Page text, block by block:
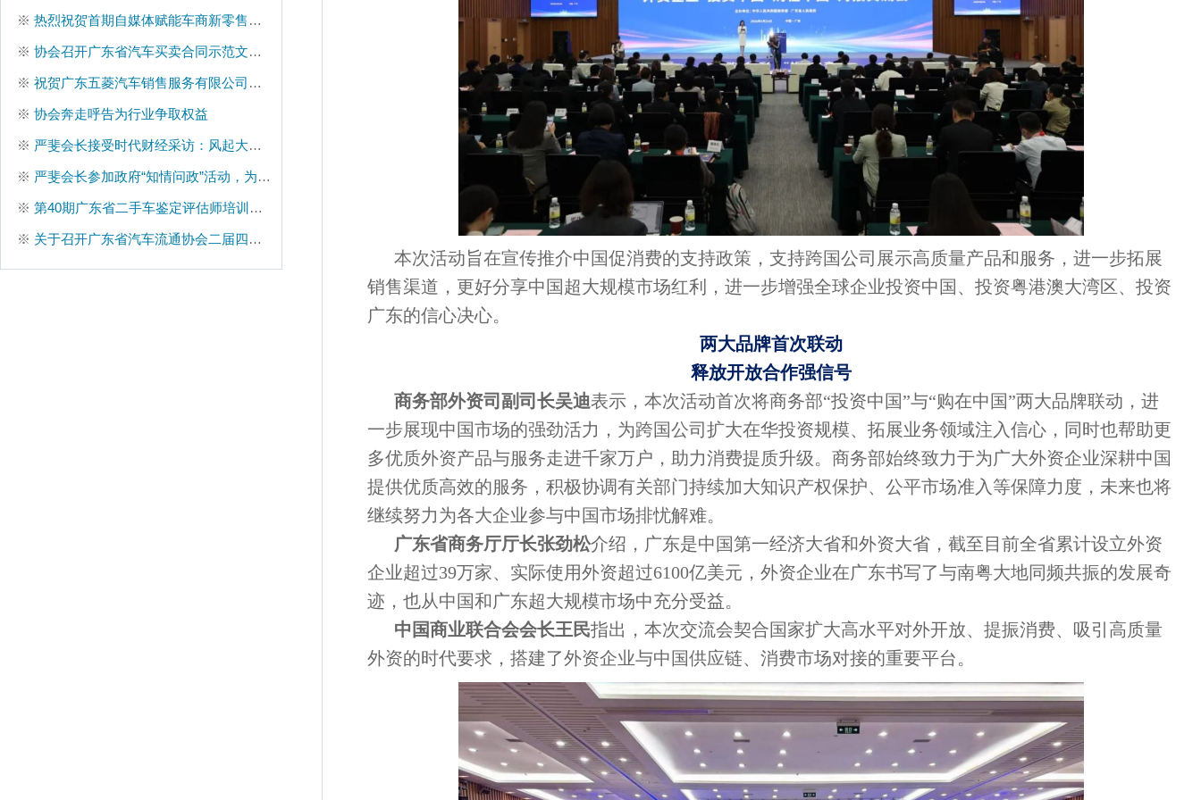
※ 热烈祝贺首期自媒体赋能车商新零售培训班圆满结束
※ 协会召开广东省汽车买卖合同示范文本座谈会
※ 祝贺广东五菱汽车销售服务有限公司增选为省汽协副会长单位
※ 协会奔走呼告为行业争取权益
※ 严斐会长接受时代财经采访：风起大湾区|汽车流通行业“朋友圈”壮大
※ 严斐会长参加政府“知情问政”活动，为行业问政
※ 第40期广东省二手车鉴定评估师培训班圆满结束
※ 关于召开广东省汽车流通协会二届四次理事扩大会的通知
本次活动旨在宣传推介中国促消费的支持政策，支持跨国公司展示高质量产品和服务，进一步拓展
销售渠道，更好分享中国超大规模市场红利，进一步增强全球企业投资中国、投资粤港澳大湾区、投资
广东的信心决心。
两大品牌首次联动
释放开放合作强信号
商务部外资司副司长吴迪表示，本次活动首次将商务部“投资中国”与“购在中国”两大品牌联动，进
一步展现中国市场的强劲活力，为跨国公司扩大在华投资规模、拓展业务领域注入信心，同时也帮助更
多优质外资产品与服务走进千家万户，助力消费提质升级。商务部始终致力于为广大外资企业深耕中国
提供优质高效的服务，积极协调有关部门持续加大知识产权保护、公平市场准入等保障力度，未来也将
继续努力为各大企业参与中国市场排忧解难。
广东省商务厅厅长张劲松介绍，广东是中国第一经济大省和外资大省，截至目前全省累计设立外资
企业超过39万家、实际使用外资超过6100亿美元，外资企业在广东书写了与南粤大地同频共振的发展奇
迹，也从中国和广东超大规模市场中充分受益。
中国商业联合会会长王民指出，本次交流会契合国家扩大高水平对外开放、提振消费、吸引高质量
外资的时代要求，搭建了外资企业与中国供应链、消费市场对接的重要平台。